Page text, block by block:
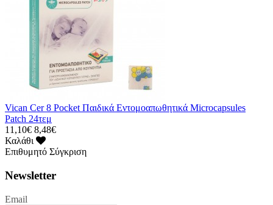
Vican Cer 8 Pocket Παιδικά Εντομοαπωθητικά Microcapsules
Patch 24τεμ
11,10€ 8,48€
Καλάθι
Επιθυμητό Σύγκριση
Newsletter
Email